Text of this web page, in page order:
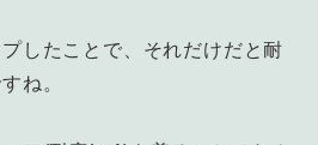
したことで、それだけだと耐
ね。